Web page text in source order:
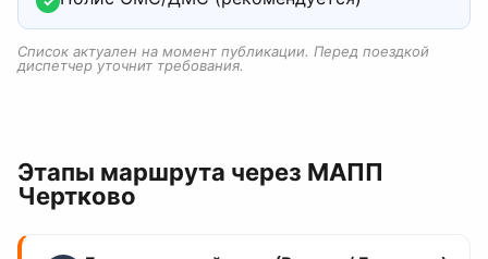
Список актуален на момент публикации. Перед поездкой
диспетчер уточнит требования.
Этапы маршрута через МАПП
Чертково